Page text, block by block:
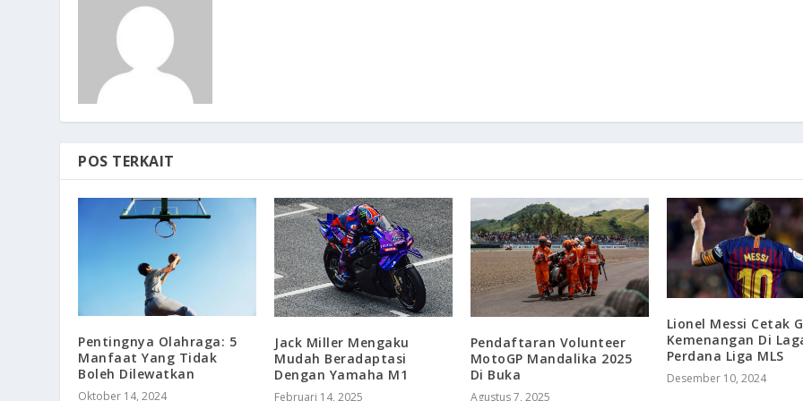
POS TERKAIT
Pentingnya Olahraga: 5
Manfaat Yang Tidak
Boleh Dilewatkan
Oktober 14, 2024
Jack Miller Mengaku
Mudah Beradaptasi
Dengan Yamaha M1
Februari 14, 2025
Pendaftaran Volunteer
MotoGP Mandalika 2025
Di Buka
Agustus 7, 2025
Lionel Messi Cetak
Kemenangan Di
Perdana Liga MLS
Desember 10, 2024